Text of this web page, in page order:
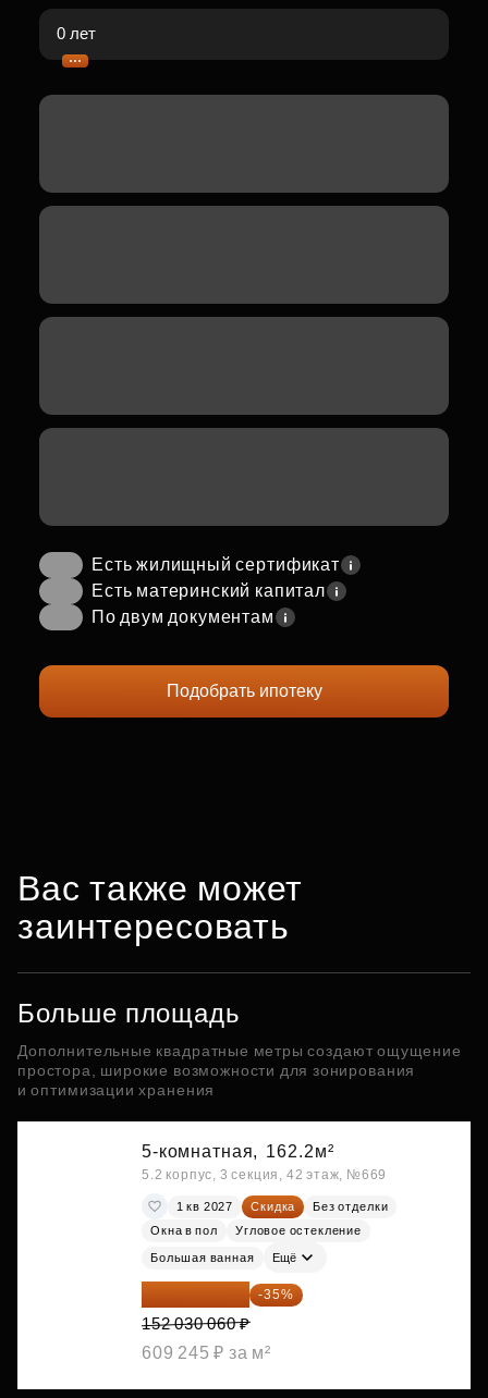
Есть жилищный сертификат
Есть материнский капитал
По двум документам
Подобрать ипотеку
Вас также может
заинтересовать
Больше площадь
Дополнительные квадратные метры создают ощущение
простора, широкие возможности для зонирования
и оптимизации хранения
5-комнатная, 162.2м²
5.2 корпус, 3 секция, 42 этаж, №669
1 кв 2027 Скидка
Без отделки
Окна в пол
Угловое остекление
Большая ванная Ещё
98 819 539 ₽ -35%
152 030 060 ₽
609 245 ₽ за м²